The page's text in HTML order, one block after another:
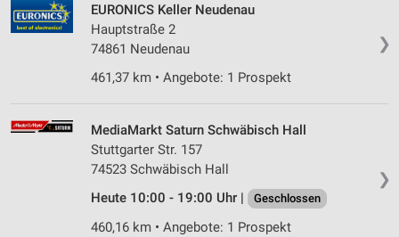
❯
EURONICS Keller Neudenau
Hauptstraße 2
74861 Neudenau
461,37 km • Angebote: 1 Prospekt
❯
MediaMarkt Saturn Schwäbisch Hall
Stuttgarter Str. 157
74523 Schwäbisch Hall
Heute 10:00 - 19:00 Uhr |
Geschlossen
460,16 km • Angebote: 1 Prospekt